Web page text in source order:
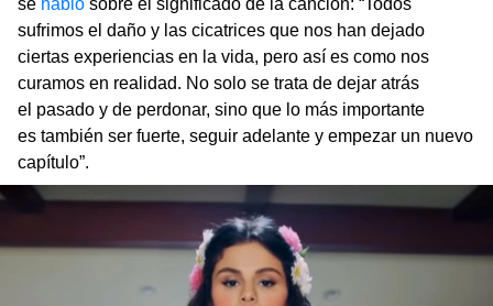
sufrimos el daño y las cicatrices que nos han dejado
ciertas experiencias en la vida, pero así es como nos
curamos en realidad. No solo se trata de dejar atrás
el pasado y de perdonar, sino que lo más importante
es también ser fuerte, seguir adelante y empezar un nuevo
capítulo”.